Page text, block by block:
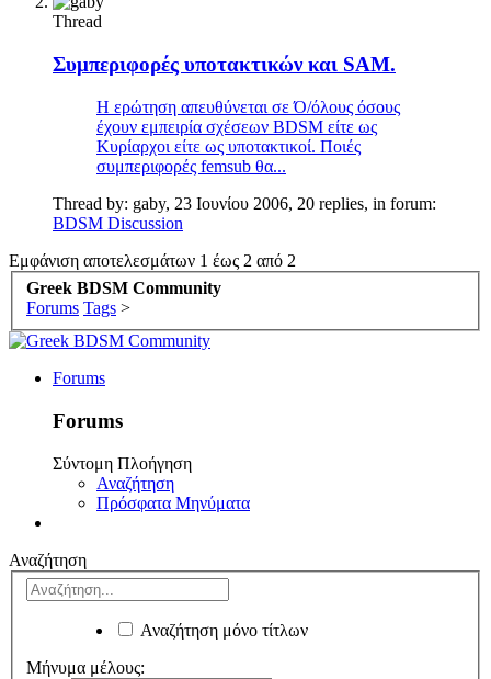
Thread
Συμπεριφορές υποτακτικών και SAM.
Η ερώτηση απευθύνεται σε Ό/όλους όσους
έχουν εμπειρία σχέσεων BDSM είτε ως
Κυρίαρχοι είτε ως υποτακτικοί. Ποιές
συμπεριφορές femsub θα...
Thread by: gaby, 23 Ιουνίου 2006, 20 replies, in forum:
BDSM Discussion
Εμφάνιση αποτελεσμάτων 1 έως 2 από 2
Greek BDSM Community
Forums Tags >
Forums
Forums
Σύντομη Πλοήγηση
Αναζήτηση
Πρόσφατα Μηνύματα
Αναζήτηση
Αναζήτηση μόνο τίτλων
Μήνυμα μέλους: